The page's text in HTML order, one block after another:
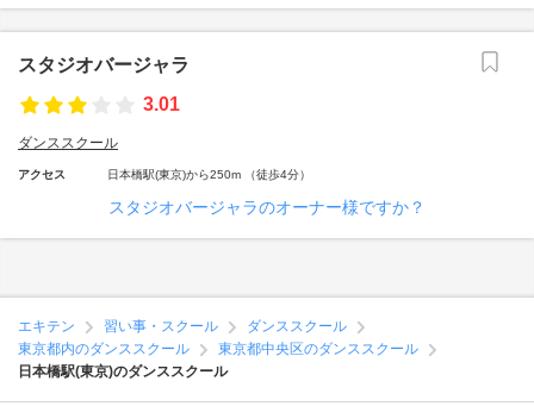
スタジオバージャラ
3.01
ダンススクール
アクセス 日本橋駅(東京)から250m （徒歩4分）
スタジオバージャラのオーナー様ですか？
エキテン 習い事・スクール
ダンススクール
東京都内のダンススクール
東京都中央区のダンススクール
日本橋駅(東京)のダンススクール